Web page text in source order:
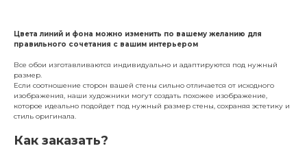
Цвета линий и фона можно изменить по вашему желанию для
правильного сочетания с вашим интерьером
Все обои изготавливаются индивидуально и адаптируются под нужный
размер.
Если соотношение сторон вашей стены сильно отличается от исходного
изображения, наши художники могут создать похожее изображение,
которое идеально подойдет под нужный размер стены, сохраняя эстетику и
стиль оригинала.
Как заказать?